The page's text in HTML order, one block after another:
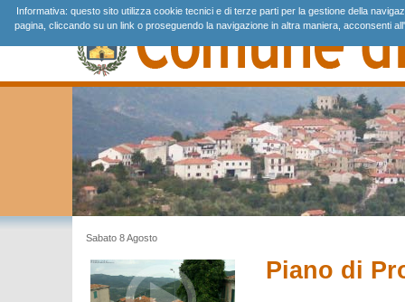
Sabato 8 Agosto
Piano di
Informativa: questo sito utilizza cookie tecnici e di terze parti per la gestione della
pagina, cliccando su un link o proseguendo la navigazione in altra maniera, acconsenti